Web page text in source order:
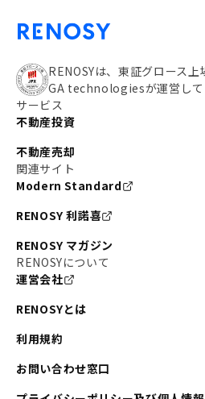
RENOSYは、東証グロース上
GA technologiesが運営して
サービス
不動産投資
不動産売却
関連サイト
Modern Standard
RENOSY 利諾喜
RENOSY マガジン
RENOSYについて
運営会社
RENOSYとは
利用規約
お問い合わせ窓口